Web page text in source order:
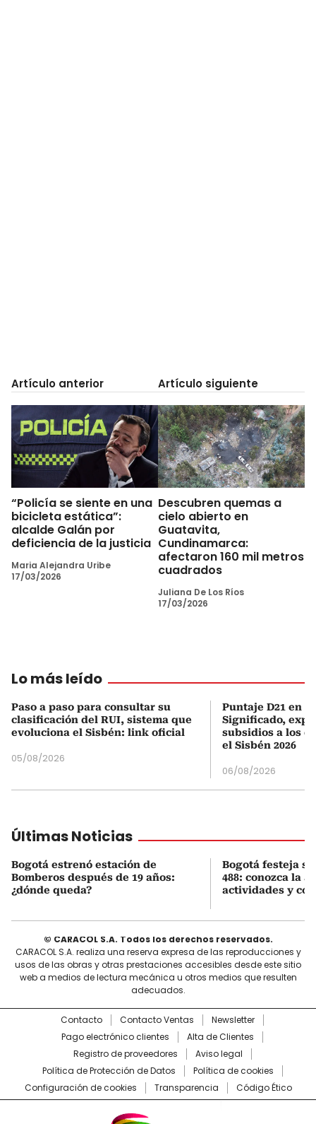
Artículo anterior
“Policía se siente en una
bicicleta estática”:
alcalde Galán por
deficiencia de la justicia
Maria Alejandra Uribe
17/03/2026
Artículo siguiente
Descubren quemas a
cielo abierto en
Guatavita,
Cundinamarca:
afectaron 160 mil metros
cuadrados
Juliana De Los Ríos
17/03/2026
Lo más leído
Paso a paso para consultar su
clasificación del RUI, sistema que
evoluciona el Sisbén: link oficial
05/08/2026
Puntaje D21 en
Significado,
subsidios a los
el Sisbén 2026
06/08/2026
Últimas Noticias
Bogotá estrenó estación de
Bomberos después de 19 años:
¿dónde queda?
Bogotá festeja
488: conozca la
actividades y
© CARACOL S.A. Todos los derechos reservados.
CARACOL S.A. realiza una reserva expresa de las reproducciones y
usos de las obras y otras prestaciones accesibles desde este sitio
web a medios de lectura mecánica u otros medios que resulten
adecuados.
Contacto Contacto Ventas
Newsletter
Pago electrónico clientes
Alta de Clientes
Registro de proveedores
Aviso legal
Política de Protección de Datos
Política de cookies
Configuración de cookies
Transparencia Código Ético